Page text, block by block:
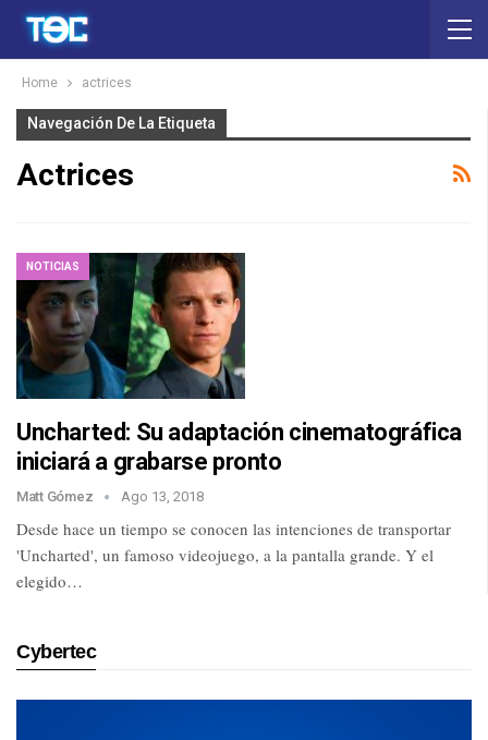
Home actrices
Navegación De La Etiqueta
Actrices
NOTICIAS
Uncharted: Su adaptación cinematográfica
iniciará a grabarse pronto
Matt Gómez Ago 13, 2018
Desde hace un tiempo se conocen las intenciones de transportar
'Uncharted', un famoso videojuego, a la pantalla grande. Y el
elegido…
Cybertec